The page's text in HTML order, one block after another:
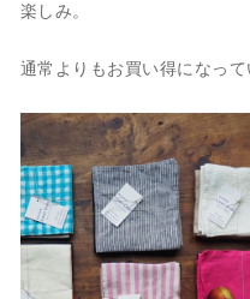
楽しみ。
通常よりもお買い得になって